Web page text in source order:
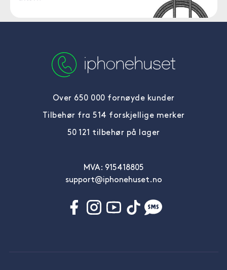
Over 650 000 fornøyde kunder
Tilbehør fra 514 forskjellige merker
50 121 tilbehør på lager
MVA: 915418805
support@iphonehuset.no